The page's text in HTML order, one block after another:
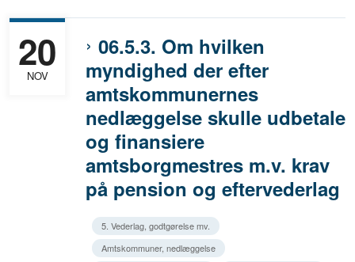
06.5.3. Om hvilken
myndighed der efter
amtskommunernes
nedlæggelse skulle udbetale
og finansiere
amtsborgmestres m.v. krav
på pension og eftervederlag
20
NOV
5. Vederlag, godtgørelse mv.
Amtskommuner, nedlæggelse